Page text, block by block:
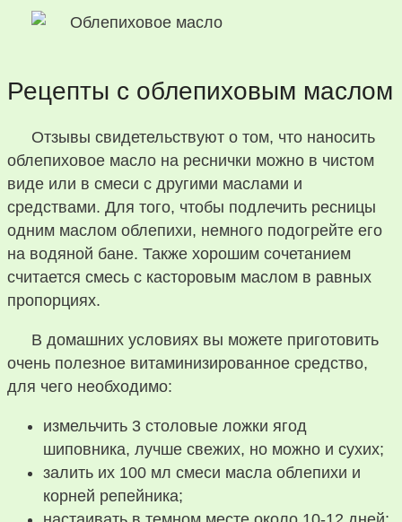
Рецепты с облепиховым маслом
Отзывы свидетельствуют о том, что наносить
облепиховое масло на реснички можно в чистом
виде или в смеси с другими маслами и
средствами. Для того, чтобы подлечить ресницы
одним маслом облепихи, немного подогрейте его
на водяной бане. Также хорошим сочетанием
считается смесь с касторовым маслом в равных
пропорциях.
В домашних условиях вы можете приготовить
очень полезное витаминизированное средство,
для чего необходимо:
измельчить 3 столовые ложки ягод
шиповника, лучше свежих, но можно и сухих;
залить их 100 мл смеси масла облепихи и
корней репейника;